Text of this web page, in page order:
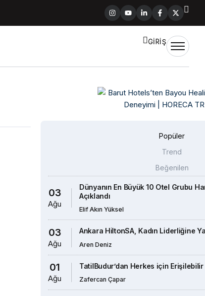
GİRİŞ
Popüler
Trend
Beğenilen
03
Ağu
Dünyanın En Büyük 10 Otel Grubu
Açıklandı
Elif Akın Yüksel
03
Ağu
Ankara HiltonSA, Kadın Liderliğine
Aren Deniz
01
Ağu
TatilBudur’dan Herkes için
Zafercan Çapar